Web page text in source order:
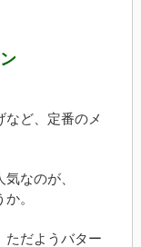
など、定番のメ
なのが、
。
ただようバター